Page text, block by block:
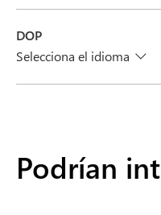
DOP
Selecciona el idioma
Podrían